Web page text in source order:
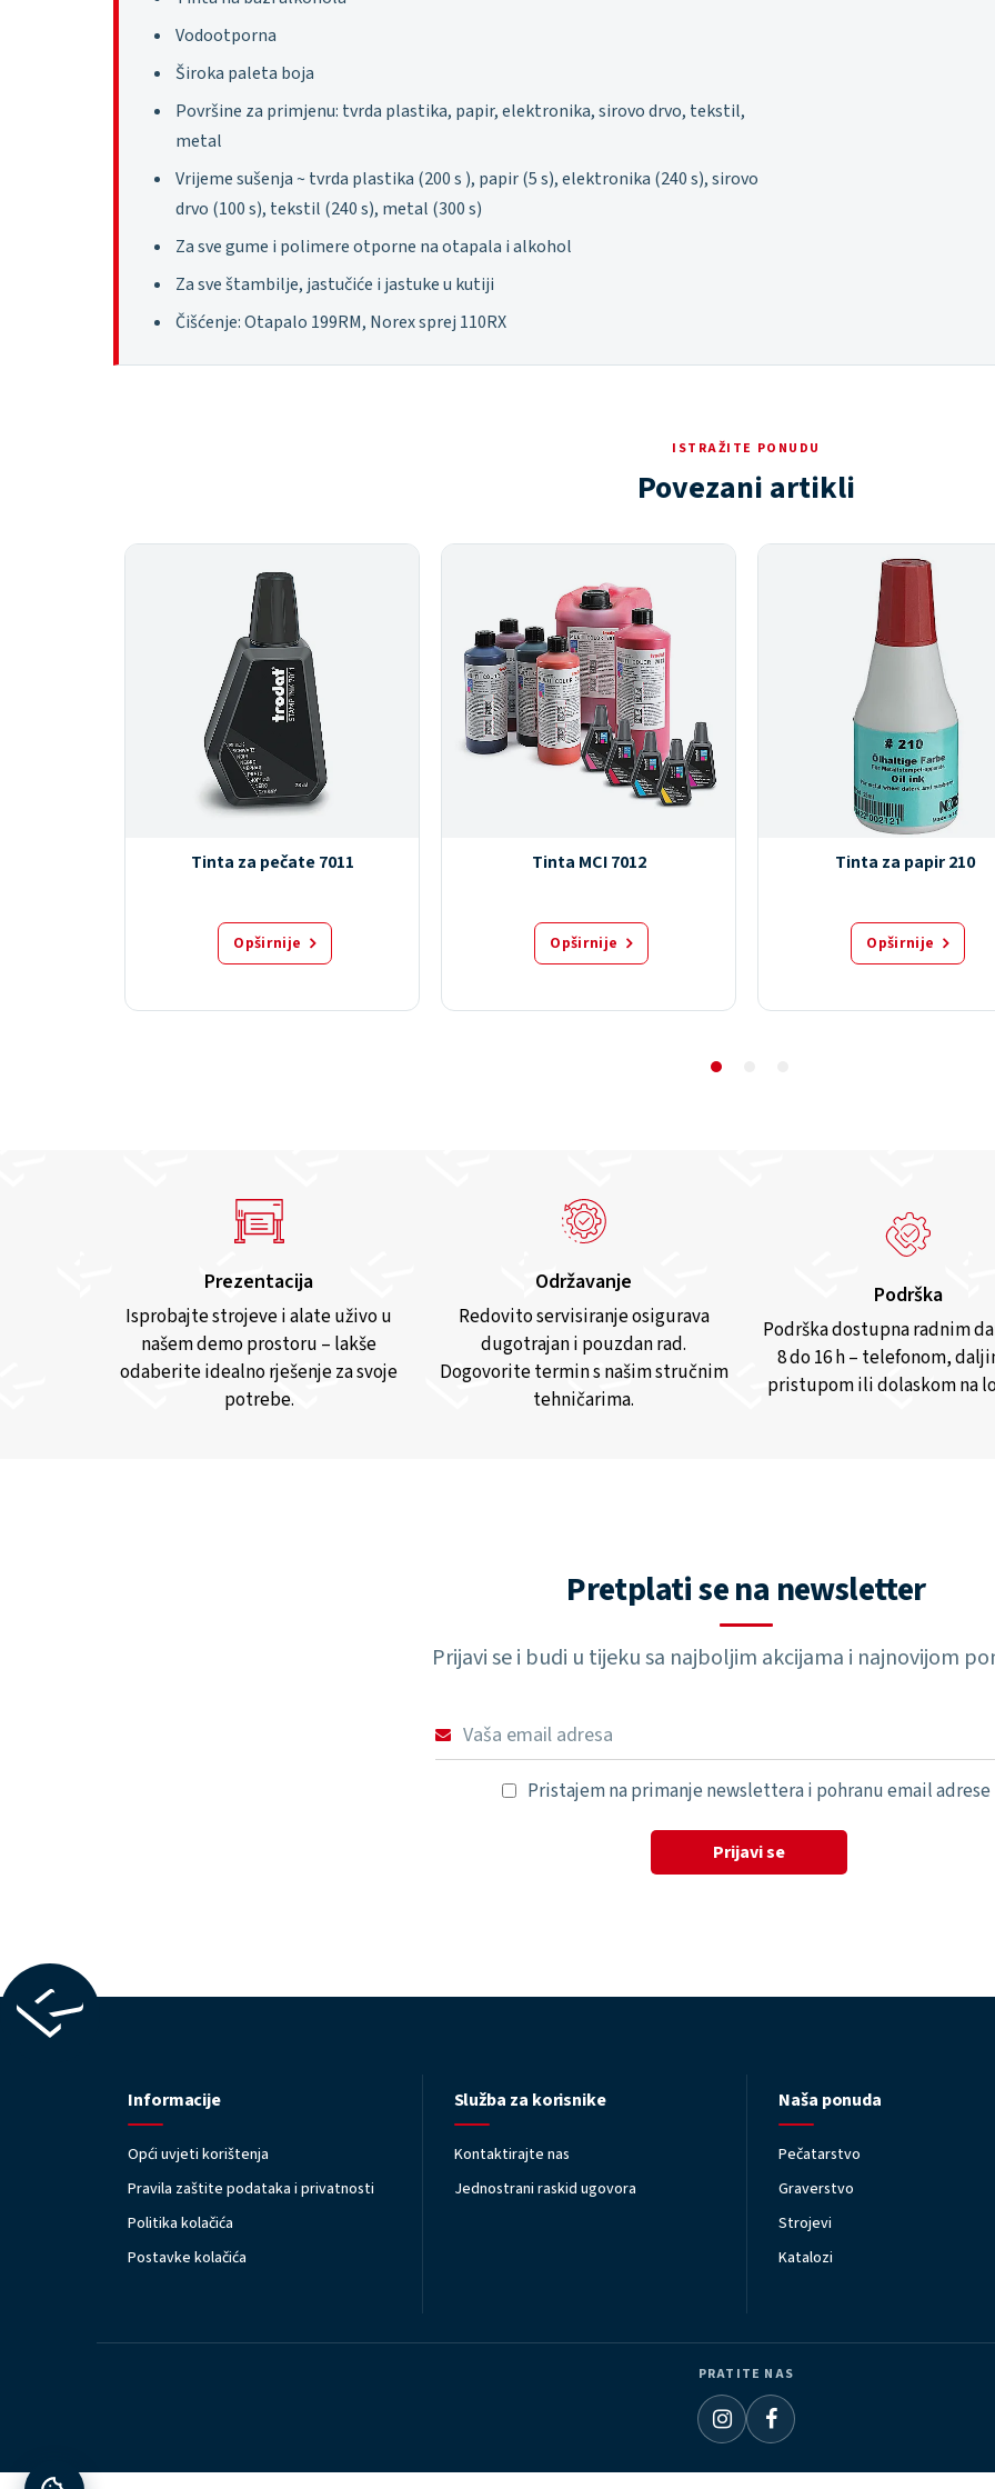
Vodootporna
Široka paleta boja
Površine za primjenu: tvrda plastika, papir, elektronika, sirovo drvo, tekstil,
metal
Vrijeme sušenja ~ tvrda plastika (200 s ), papir (5 s), elektronika (240 s), sirovo
drvo (100 s), tekstil (240 s), metal (300 s)
Za sve gume i polimere otporne na otapala i alkohol
Za sve štambilje, jastučiće i jastuke u kutiji
Čišćenje: Otapalo 199RM, Norex sprej 110RX
ISTRAŽITE PONUDU
Povezani artikli
Tinta za pečate 7011
Opširnije
Tinta MCI 7012
Opširnije
Tinta za papir 210
Opširnije
Prezentacija
Isprobajte strojeve i alate uživo u
našem demo prostoru – lakše
odaberite idealno rješenje za svoje
potrebe.
Održavanje
Redovito servisiranje osigurava
dugotrajan i pouzdan rad.
Dogovorite termin s našim stručnim
tehničarima.
Podrška
Podrška dostupna radnim
8 do 16 h – telefonom,
pristupom ili dolaskom na
Pretplati se na newsletter
Prijavi se i budi u tijeku sa najboljim akcijama i najnovijom
Pristajem na primanje newslettera i pohranu email adrese
Prijavi se
Informacije
Opći uvjeti korištenja
Pravila zaštite podataka i privatnosti
Politika kolačića
Postavke kolačića
Služba za korisnike
Kontaktirajte nas
Jednostrani raskid ugovora
Naša ponuda
Pečatarstvo
Graverstvo
Strojevi
Katalozi
PRATITE NAS